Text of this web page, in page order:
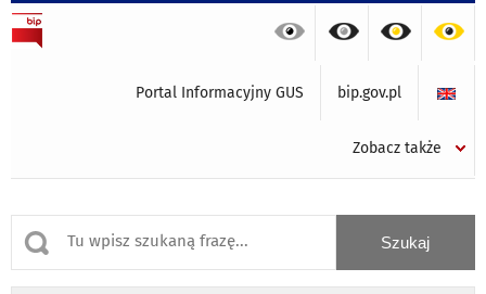
Portal Informacyjny GUS bip.gov.pl
Zobacz także